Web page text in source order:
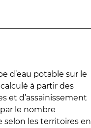
d’eau potable sur le
à partir des
et d’assainissement
le nombre
selon les territoires en